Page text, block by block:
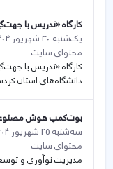
کارگاه «تدریس با
یک‌شنبه 30 شهریور 1404
محتوای سایت
کارگاه «تدریس با
دانشگاه‌های استان
بوت‌کمپ هوش
سه‌شنبه 25 شهریور 1404
محتوای سایت
مدیریت نوآوری و